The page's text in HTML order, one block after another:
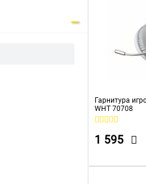
Гарнитура
WHT 70708
1 595